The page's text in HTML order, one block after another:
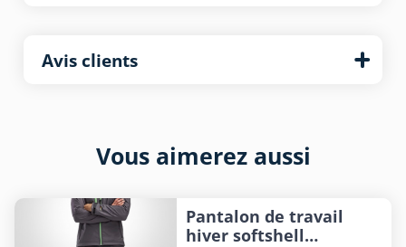
Avis clients
Vous aimerez aussi
Pantalon de travail
hiver softshell